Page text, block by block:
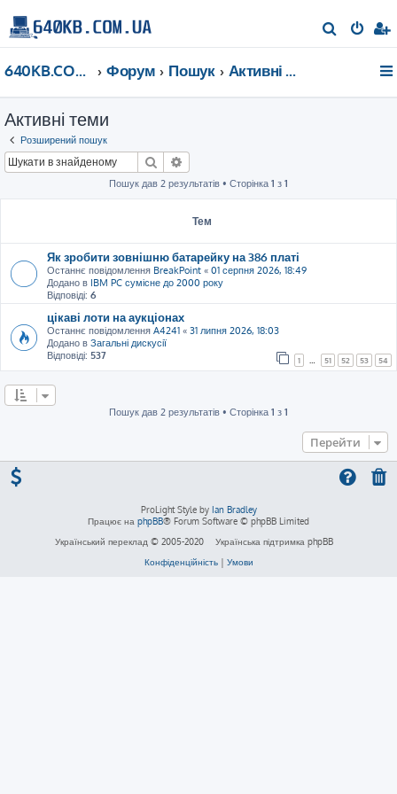
о
640KB.COM.UA Форум Пошук Активні теми
Активні теми
Розширений пошук
Пошук
Пошук дав 2 результатів • Сторінка 1 з 1
Тем
Як зробити зовнішню батарейку на 386 платі
Останнє повідомлення BreakPoint « 01 серпня 2026, 18:49
Додано в IBM PC сумісне до 2000 року
Відповіді: 6
цікаві лоти на аукціонах
Останнє повідомлення A4241 « 31 липня 2026, 18:03
Додано в Загальні дискусії
Відповіді: 537 1 51 52 53 54
Пошук дав 2 результатів • Сторінка 1 з 1
Перейти
ProLight Style by Ian Bradley
Працює на phpBB® Forum Software © phpBB Limited
Український переклад © 2005-2020
Українська підтримка phpBB
Конфіденційність| Умови